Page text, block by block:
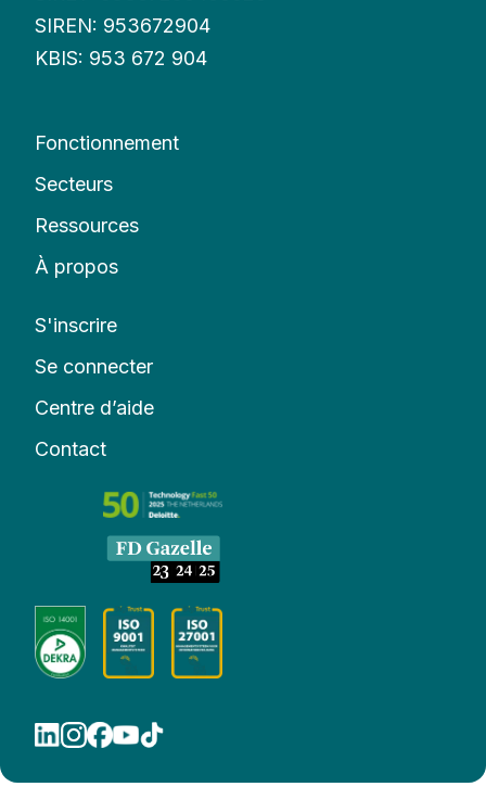
SIREN: 953672904
KBIS: 953 672 904
Fonctionnement
Secteurs
Ressources
À propos
S'inscrire
Se connecter
Centre d’aide
Contact